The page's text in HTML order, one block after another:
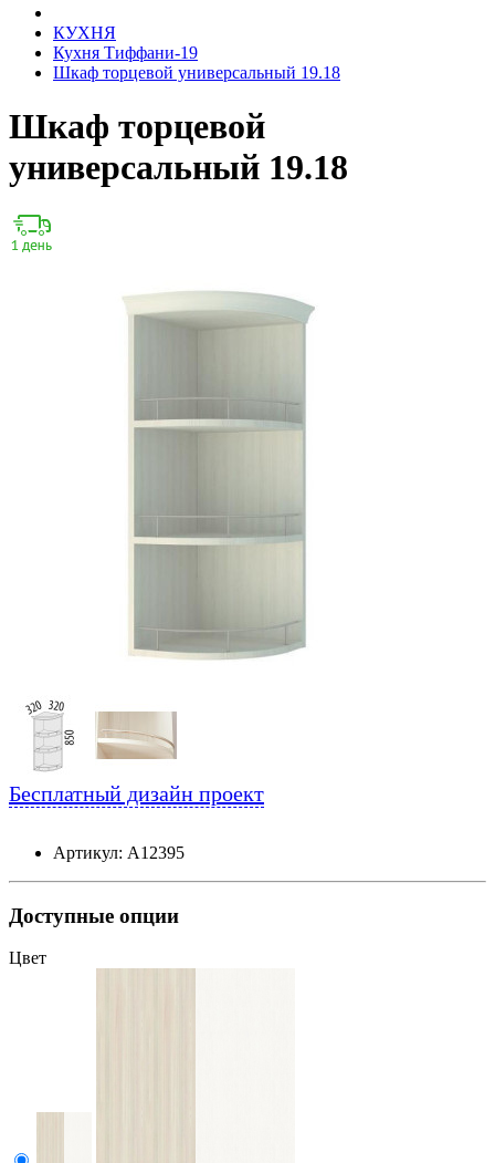
КУХНЯ
Кухня Тиффани-19
Шкаф торцевой универсальный 19.18
Шкаф торцевой
универсальный 19.18
Бесплатный дизайн проект
Артикул: А12395
Доступные опции
Цвет